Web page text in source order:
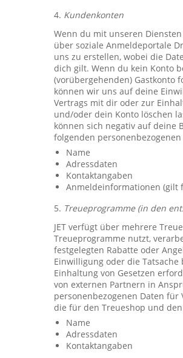
4. Kundenkonten
Wenn du mit unseren
über soziale Anmeldeportale
uns zu erstellen, wobei die
dich gilt. Wenn du kein Konto
(vorübergehenden) Gastkonto
können wir uns auf deine
Vertrags mit dir oder zur
und/oder dein Konto löschen
können sich negativ auf deine
folgenden
Name
Adressdaten
Kontaktangaben
Anmeldeinformationen (gilt
5. Treueprogramme (in den
JET verfügt über mehrere
Treueprogramme nutzt,
festgelegten Rabatte oder
Einwilligung oder die
Einhaltung von Gesetzen
von externen Partnern in
personenbezogenen Daten für
die für den Treueshop und
Name
Adressdaten
Kontaktangaben